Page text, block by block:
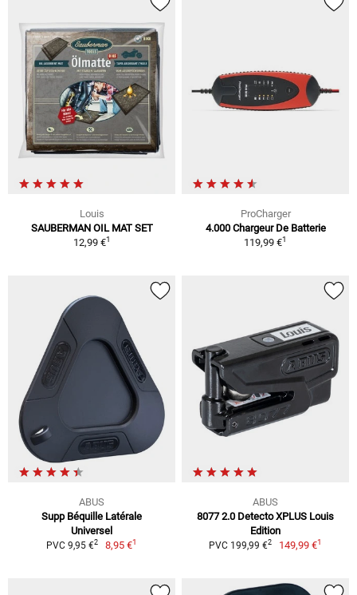
Louis
SAUBERMAN OIL MAT SET
12,99 €1
ProCharger
4.000 Chargeur De Batterie
119,99 €1
ABUS
Supp Béquille Latérale
Universel
PVC 9,95 €2 8,95 €1
ABUS
8077 2.0 Detecto XPLUS Louis
Edition
PVC 199,99 €2 149,99 €1